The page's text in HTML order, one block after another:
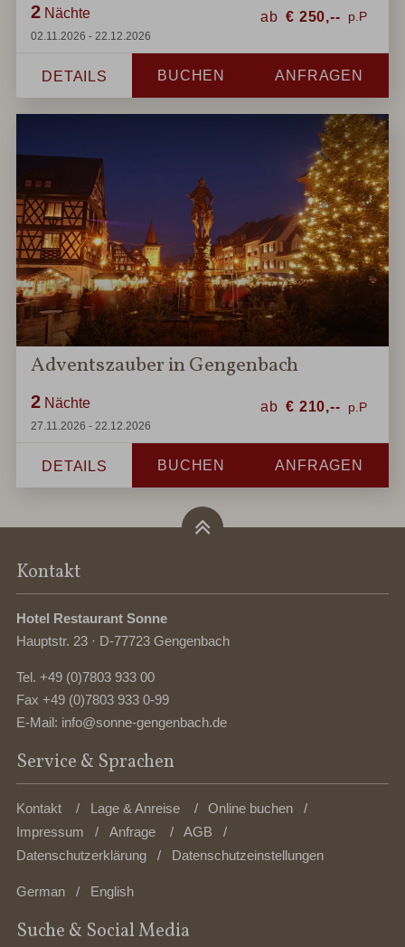
2 Nächte
02.11.2026 - 22.12.2026
ab € 250,--
DETAILS BUCHEN ANFRAGEN
Adventszauber in Gengenbach
2 Nächte
27.11.2026 - 22.12.2026
ab € 210,--
DETAILS BUCHEN ANFRAGEN
Kontakt
Hotel Restaurant Sonne
Hauptstr. 23 · D-77723 Gengenbach
Tel.+49 (0)7803 933 00
Fax +49 (0)7803 933 0-99
E-Mail: info@sonne-gengenbach.de
Service & Sprachen
Kontakt Lage & Anreise
Online buchen
Impressum
Anfrage
AGB
Datenschutzerklärung
Datenschutzeinstellungen
German English
Suche & Social Media